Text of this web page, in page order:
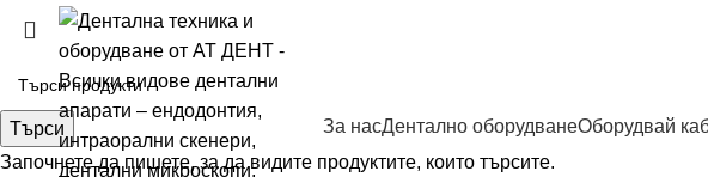
За насДентално оборудванеОборудвай
Търси
Започнете да пишете, за да видите продуктите, които търсите.